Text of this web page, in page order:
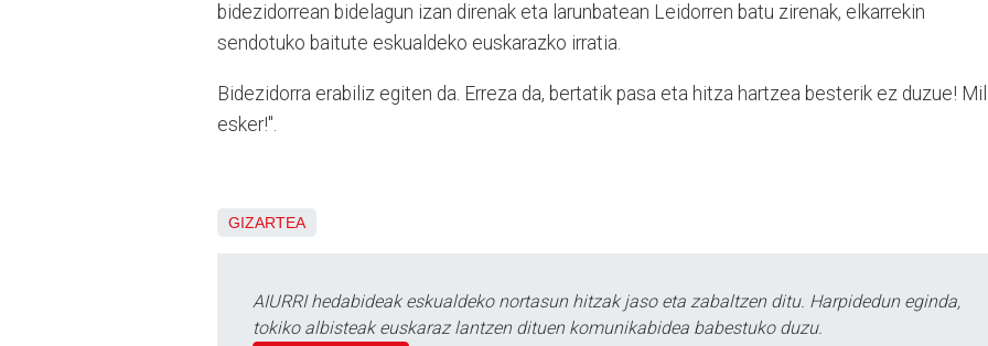
bidezidorrean bidelagun izan direnak eta larunbatean Leidorren batu zirenak, elkarrekin
sendotuko baitute eskualdeko euskarazko irratia.
Bidezidorra erabiliz egiten da. Erreza da, bertatik pasa eta hitza hartzea besterik ez duzue!
esker!".
GIZARTEA
AIURRI hedabideak eskualdeko nortasun hitzak jaso eta zabaltzen ditu. Harpidedun eginda,
tokiko albisteak euskaraz lantzen dituen komunikabidea babestuko duzu.